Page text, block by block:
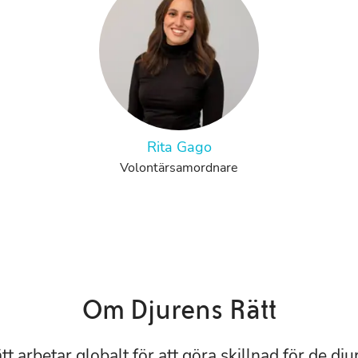
Rita Gago
Volontärsamordnare
Om Djurens Rätt